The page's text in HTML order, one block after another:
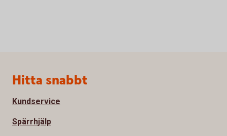
Sidfot
Hitta snabbt
Kundservice
Spärrhjälp